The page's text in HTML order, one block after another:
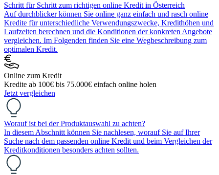
Schritt für Schritt zum richtigen online Kredit in Österreich
Auf durchblicker können Sie online ganz einfach und rasch online
Kredite für unterschiedliche Verwendungszwecke, Kredithöhen und
Laufzeiten berechnen und die Konditionen der konkreten Angebote
vergleichen. Im Folgenden finden Sie eine Wegbeschreibung zum
optimalen Kredit.
Online zum Kredit
Kredite ab 100€ bis 75.000€ einfach online holen
Jetzt vergleichen
Worauf ist bei der Produktauswahl zu achten?
In diesem Abschnitt können Sie nachlesen, worauf Sie auf Ihrer
Suche nach dem passenden online Kredit und beim Vergleichen der
Kreditkonditionen besonders achten sollten.